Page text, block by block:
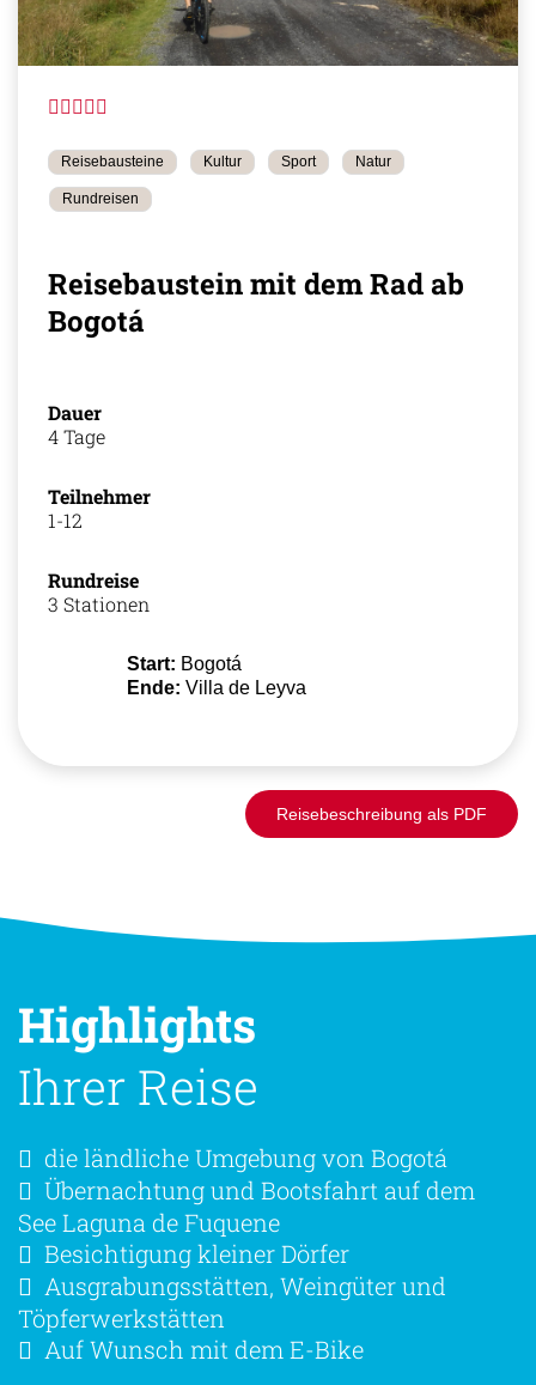
Reisebausteine Kultur Sport Natur
Rundreisen
Reisebaustein mit dem Rad ab
Bogotá
Dauer
4 Tage
Teilnehmer
1-12
Rundreise
3 Stationen
Start: Bogotá
Ende: Villa de Leyva
Reisebeschreibung als PDF
Highlights
Ihrer Reise
die ländliche Umgebung von Bogotá
Übernachtung und Bootsfahrt auf dem
See Laguna de Fuquene
Besichtigung kleiner Dörfer
Ausgrabungsstätten, Weingüter und
Töpferwerkstätten
Auf Wunsch mit dem E-Bike